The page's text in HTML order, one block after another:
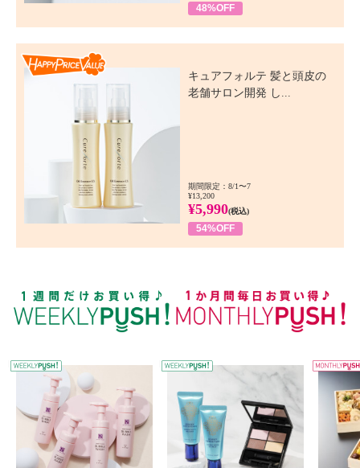
48%OFF
キュアフォルテ 髪と頭皮の
老舗サロン開発 し...
期間限定：8/1〜7
¥13,200
¥5,990(税込)
54%OFF
WEEKLY PUSH